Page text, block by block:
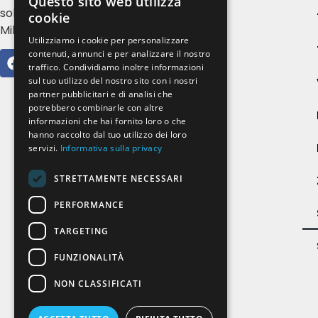
sole, serramenti e zanzariere a
Milano e provincia
cookie
Utilizziamo i cookie per personalizzare
contenuti, annunci e per analizzare il nostro
traffico. Condividiamo inoltre informazioni
sul tuo utilizzo del nostro sito con i nostri
partner pubblicitari e di analisi che
potrebbero combinarle con altre
informazioni che hai fornito loro o che
hanno raccolto dal tuo utilizzo dei loro
servizi. Informativa sulla privacy
STRETTAMENTE NECESSARI
PERFORMANCE
TARGETING
FUNZIONALITÀ
NON CLASSIFICATI